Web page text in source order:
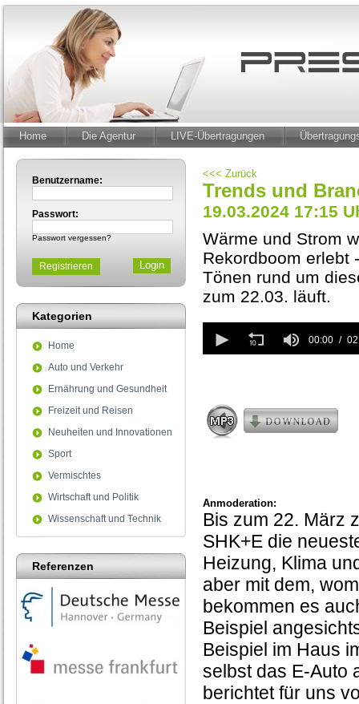
Home Die Agentur LIVE-Übertragungen
Benutzername:
Passwort:
Passwort vergessen?
Registrieren
Kategorien
Home
Auto und Verkehr
Ernährung und Gesundheit
Freizeit und Reisen
Neuheiten und Innovationen
Sport
Vermischtes
Wirtschaft und Politik
Wissenschaft und Technik
Referenzen
<<< Zurück
Trends und
19.03.2024 17:15
Wärme und Strom
Rekordboom erlebt
Tönen rund um
zum 22.03. läuft.
seconds
of
seconds
00:00
Anmoderation:
Bis zum 22. März
SHK+E die
Heizung, Klima
aber mit dem,
bekommen es
Beispiel
Beispiel im Haus
selbst das E-Auto
berichtet für uns